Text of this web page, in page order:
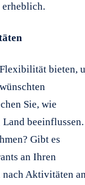
bieten,
Sie, wie
beeinflussen.
Gibt es
an Ihren
nach Aktivitäten